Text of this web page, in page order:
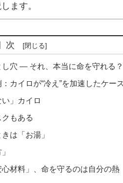
ます。
次
穴 ― それ、本当に命を守れる？
カイロが“冷え”を加速したケース
」カイロ
クもある
は「お湯」
材料」、命を守るのは自分の熱